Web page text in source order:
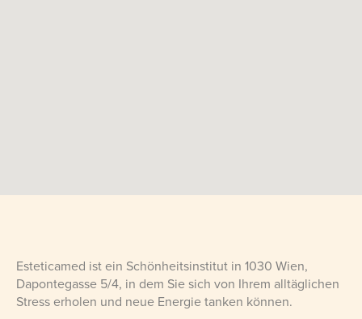
Esteticamed ist ein Schönheitsinstitut in 1030 Wien,
Dapontegasse 5/4, in dem Sie sich von Ihrem alltäglichen
Stress erholen und neue Energie tanken können.